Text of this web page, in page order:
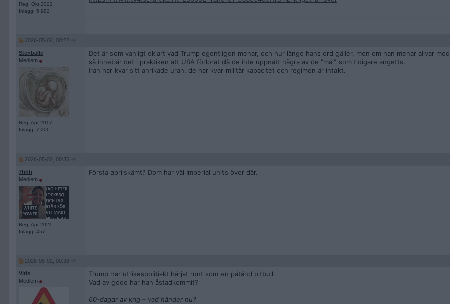
Reg: Okt 2022
Inlägg: 5 982
2026-05-02, 00:22
Stenballe
Medlem
Reg: Apr 2017
Inlägg: 7 206
Det är som vanligt oklart vad Trump egentligen menar, och hur länge hans ord gäller, men om han menar allvar
så innebär det i praktiken att USA förlorat då de inte uppnått några av de "mål" som tidigare angetts.
Iran har kvar sitt anrikade uran, de har kvar militär kapacitet och regimen är intakt.
2026-05-02, 00:35
7hhh
Medlem
Reg: Apr 2021
Inlägg: 457
Första aprilskämt? Dom har väl Imperial units över där.
2026-05-02, 00:38
Vitis
Medlem
Trump har utrikespolitiskt härjat runt som en påtänd pitbull.
Vad av godo har han åstadkommit?
60-dagar av krig – vad händer nu?